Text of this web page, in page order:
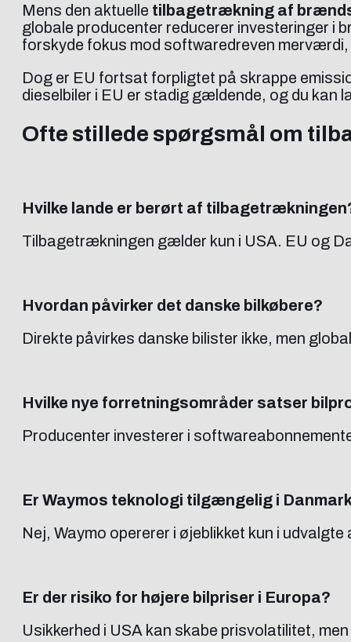
Mens den aktuelle tilbagetrækning af
globale producenter reducerer investeringer
forskyde fokus mod softwaredreven
Dog er EU fortsat forpligtet på skrappe
dieselbiler i EU er stadig gældende, og du kan
Ofte stillede spørgsmål om
Hvilke lande er berørt af
Tilbagetrækningen gælder kun i USA. EU og
Hvordan påvirker det danske bilkøbere?
Direkte påvirkes danske bilister ikke, men
Hvilke nye forretningsområder satser
Producenter investerer i
Er Waymos teknologi tilgængelig i
Nej, Waymo opererer i øjeblikket kun i
Er der risiko for højere bilpriser i Europa?
Usikkerhed i USA kan skabe prisvolatilitet,